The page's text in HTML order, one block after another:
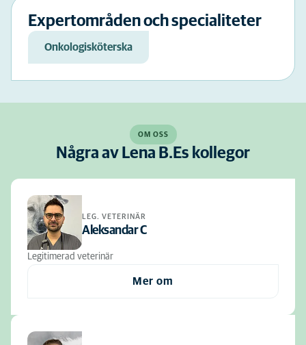
Expertområden och specialiteter
Onkologisköterska
OM OSS
Några av Lena B.Es kollegor
LEG. VETERINÄR
Aleksandar C
Legitimerad veterinär
Mer om